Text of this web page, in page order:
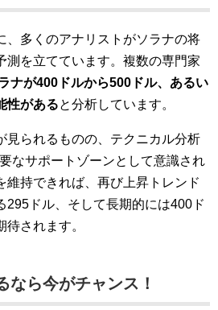
、多くのアナリストがソラナの将
測を立てています。複数の専門家
ナが400ドルから500ドル、あるい
性があると分析しています。
見られるものの、テクニカル分析
なサポートゾーンとして意識され
維持できれば、再び上昇トレンド
295ドル、そして長期的には400ド
されます。
なら今がチャンス！